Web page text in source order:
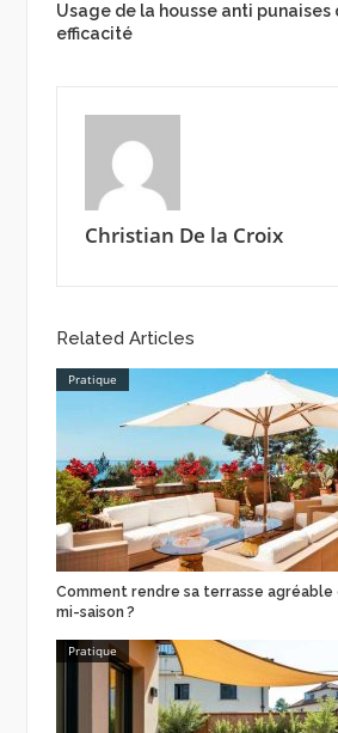
Usage de la housse anti punaises
efficacité
Christian De la Croix
Related Articles
Pratique
Comment rendre sa terrasse agréable
mi-saison ?
Pratique